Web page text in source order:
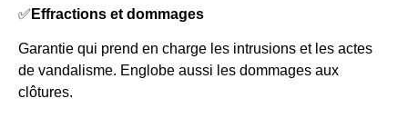
✅ Effractions et dommages
Garantie qui prend en charge les intrusions et les actes
de vandalisme. Englobe aussi les dommages aux
clôtures.